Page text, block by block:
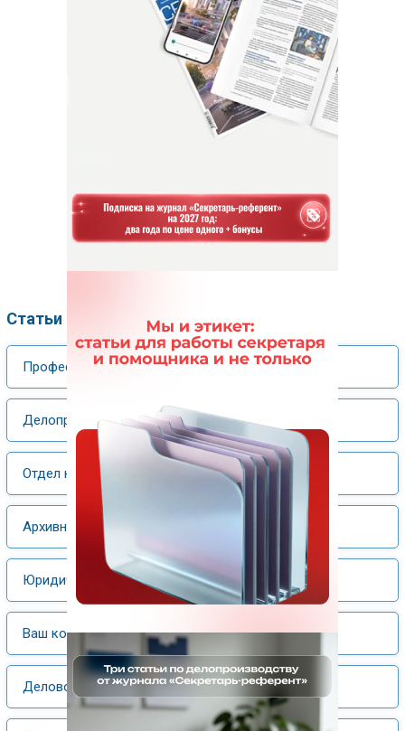
Статьи по рубрикам
Профессия
Делопроизводство
Отдел кадров
Архивное дело
Юридический практикум
Ваш компьютер
Деловой этикет